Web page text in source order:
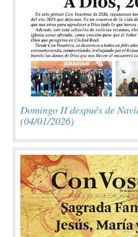
Domingo II después de
(04/01/2026)